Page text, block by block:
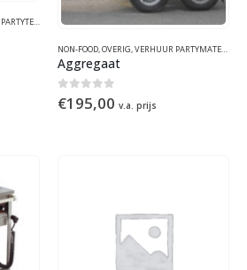
PARTYTENTEN VERHUUR PARTYMATERIALEN
NON-FOOD OVERIG VERHUUR PARTYMATERIALEN
Aggregaat
0out of 5
€195,00 v.a. prijs